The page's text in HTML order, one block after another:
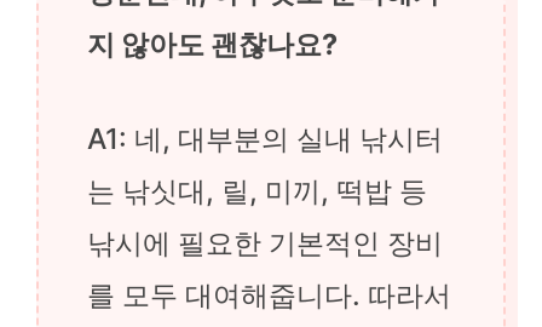
지 않아도 괜찮나요?
A1: 네, 대부분의 실내 낚시터
는 낚싯대, 릴, 미끼, 떡밥 등
낚시에 필요한 기본적인 장비
를 모두 대여해줍니다. 따라서